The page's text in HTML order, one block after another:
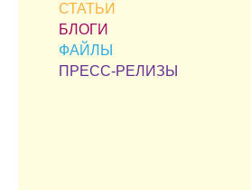
СТАТЬИ
БЛОГИ
ФАЙЛЫ
ПРЕСС-РЕЛИЗЫ